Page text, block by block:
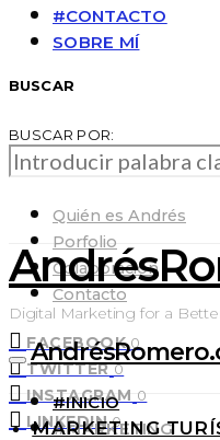
#CONTACTO
SOBRE MÍ
BUSCAR
BUSCAR POR:
Quién es Andrés
Porfolio
Colaboración
Contacto
FACEBOOK 0
TWITTER 0
INSTAGRAM 0
LINKEDIN 0
Digital Marketing for a
#INICIO
#MARKETING
MARKETING